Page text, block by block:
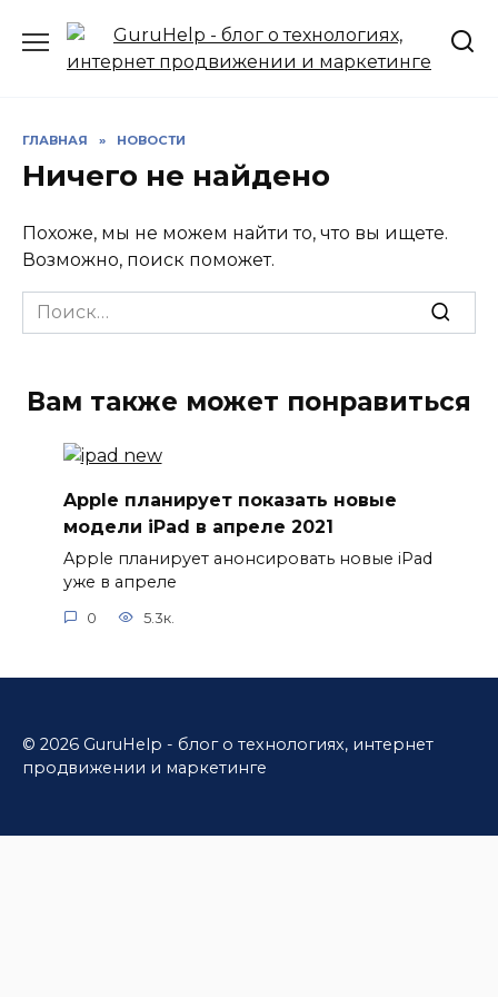
содержанию
ГЛАВНАЯ » НОВОСТИ
Ничего не найдено
Похоже, мы не можем найти то, что вы ищете.
Возможно, поиск поможет.
Search
for:
Вам также может понравиться
Apple планирует показать новые
модели iPad в апреле 2021
Apple планирует анонсировать новые iPad
уже в апреле
0 5.3к.
© 2026 GuruHelp - блог о технологиях, интернет
продвижении и маркетинге